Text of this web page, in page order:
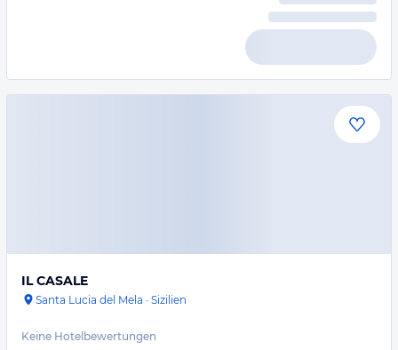
IL CASALE
Santa Lucia del Mela · Sizilien
Keine Hotelbewertungen